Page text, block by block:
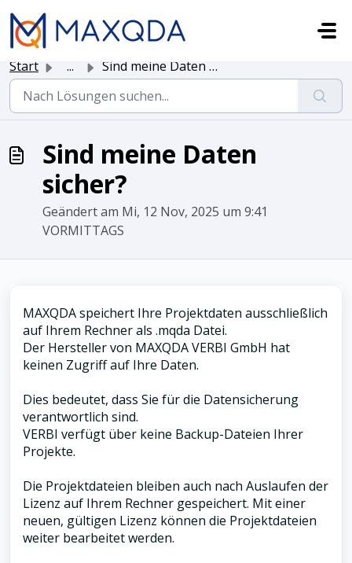
Zum hauptsächlichen Inhalt gehen
Start ... Sind meine Daten sicher?
Sind meine Daten
sicher?
Geändert am Mi, 12 Nov, 2025 um 9:41
VORMITTAGS
MAXQDA speichert Ihre Projektdaten ausschließlich
auf Ihrem Rechner als .mqda Datei.
Der Hersteller von MAXQDA VERBI GmbH hat
keinen Zugriff auf Ihre Daten.
Dies bedeutet, dass Sie für die Datensicherung
verantwortlich sind.
VERBI verfügt über keine Backup-Dateien Ihrer
Projekte.
Die Projektdateien bleiben auch nach Auslaufen der
Lizenz auf Ihrem Rechner gespeichert. Mit einer
neuen, gültigen Lizenz können die Projektdateien
weiter bearbeitet werden.